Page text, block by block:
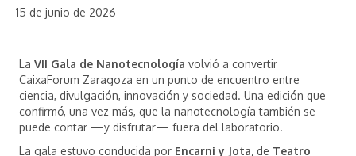
15 de junio de 2026
La VII Gala de Nanotecnología volvió a convertir
CaixaForum Zaragoza en un punto de encuentro entre
ciencia, divulgación, innovación y sociedad. Una edición que
confirmó, una vez más, que la nanotecnología también se
puede contar —y disfrutar— fuera del laboratorio.
La gala estuvo conducida por Encarni y Jota, de Teatro